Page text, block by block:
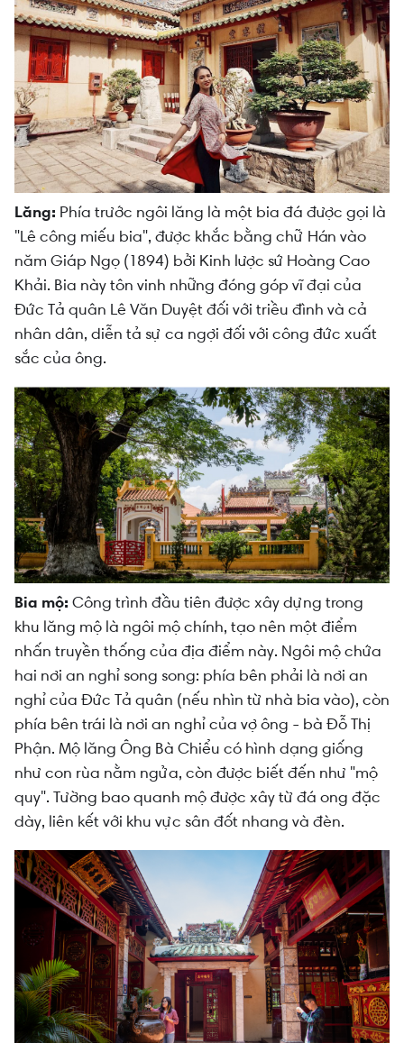
Lăng: Phía trước ngôi lăng là một bia đá được gọi là
"Lê công miếu bia", được khắc bằng chữ Hán vào
năm Giáp Ngọ (1894) bởi Kinh lược sứ Hoàng Cao
Khải. Bia này tôn vinh những đóng góp vĩ đại của
Đức Tả quân Lê Văn Duyệt đối với triều đình và cả
nhân dân, diễn tả sự ca ngợi đối với công đức xuất
sắc của ông.
Bia mộ: Công trình đầu tiên được xây dựng trong
khu lăng mộ là ngôi mộ chính, tạo nên một điểm
nhấn truyền thống của địa điểm này. Ngôi mộ chứa
hai nơi an nghỉ song song: phía bên phải là nơi an
nghỉ của Đức Tả quân (nếu nhìn từ nhà bia vào), còn
phía bên trái là nơi an nghỉ của vợ ông - bà Đỗ Thị
Phận. Mộ lăng Ông Bà Chiểu có hình dạng giống
như con rùa nằm ngửa, còn được biết đến như "mộ
quy". Tường bao quanh mộ được xây từ đá ong đặc
dày, liên kết với khu vực sân đốt nhang và đèn.